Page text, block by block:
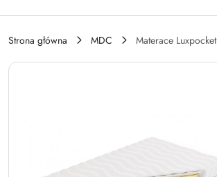
Strona główna MDC
Materace Luxpocket